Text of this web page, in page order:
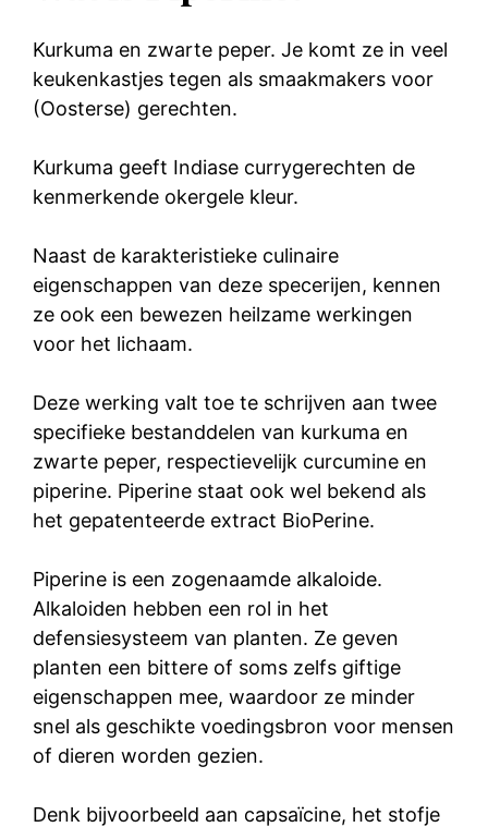
Kurkuma en zwarte peper. Je komt ze in veel
keukenkastjes tegen als smaakmakers voor
(Oosterse) gerechten.
Kurkuma geeft Indiase currygerechten de
kenmerkende okergele kleur.
Naast de karakteristieke culinaire
eigenschappen van deze specerijen, kennen
ze ook een bewezen heilzame werkingen
voor het lichaam.
Deze werking valt toe te schrijven aan twee
specifieke bestanddelen van kurkuma en
zwarte peper, respectievelijk curcumine en
piperine. Piperine staat ook wel bekend als
het gepatenteerde extract BioPerine.
Piperine is een zogenaamde alkaloide.
Alkaloiden hebben een rol in het
defensiesysteem van planten. Ze geven
planten een bittere of soms zelfs giftige
eigenschappen mee, waardoor ze minder
snel als geschikte voedingsbron voor mensen
of dieren worden gezien.
Denk bijvoorbeeld aan capsaïcine, het stofje